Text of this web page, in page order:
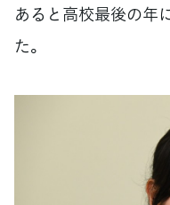
あると高校最後の年
た。